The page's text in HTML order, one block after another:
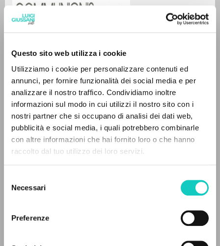
Questo sito web utilizza i cookie
Utilizziamo i cookie per personalizzare contenuti ed
annunci, per fornire funzionalità dei social media e per
analizzare il nostro traffico. Condividiamo inoltre
informazioni sul modo in cui utilizzi il nostro sito con i
nostri partner che si occupano di analisi dei dati web,
pubblicità e social media, i quali potrebbero combinarle
con altre informazioni che hai fornito loro o che hanno
raccolto dal tuo utilizzo dei loro servizi.
delNecessari
Preferenze
Giussani LuigiAuthor
Stevenson J. PatrickTranslator
Cowa Publications
English
Pages: 3
THE PROJECT
bibliographic references, full texts in 5
languages, and dedicated thematic sections.